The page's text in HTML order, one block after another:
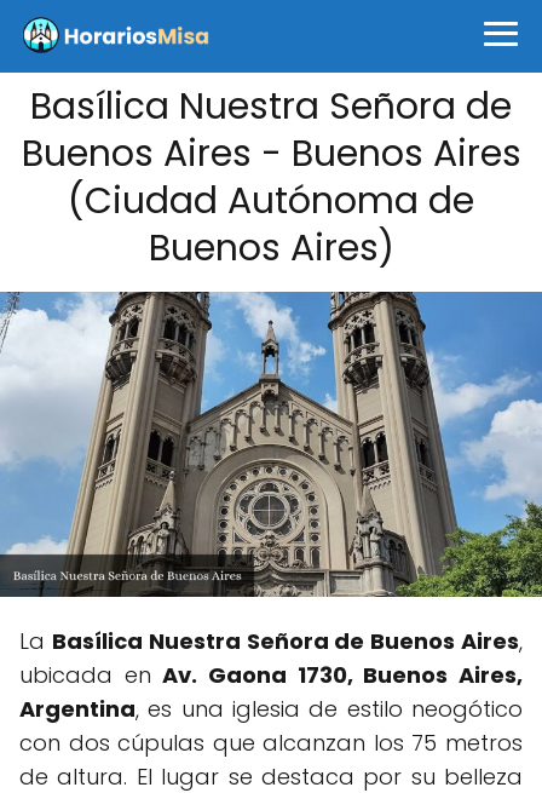
Basílica Nuestra Señora de
Buenos Aires - Buenos Aires
(Ciudad Autónoma de
Buenos Aires)
La Basílica Nuestra Señora de Buenos Aires,
ubicada enAv. Gaona 1730, Buenos Aires,
Argentina, es una iglesia de estilo neogótico
con dos cúpulas que alcanzan los 75 metros
de altura. El lugar se destaca por su belleza